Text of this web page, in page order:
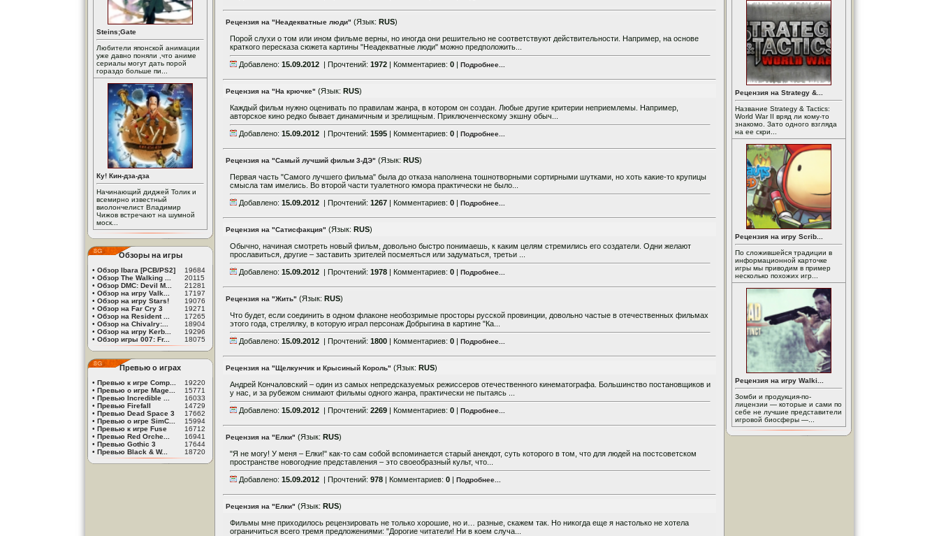
Steins;Gate
Любители японской анимации
уже давно поняли ,что аниме
сериалы могут дать порой
гораздо больше пи...
Ку! Кин-дза-дза
Начинающий диджей Толик и
всемирно известный
виолончелист Владимир
Чижов встречают на шумной
моск...
Обзоры на игры
• Обзор Ibara [PCB/PS2]
19684
• Обзор The Walking ...
20115
• Обзор DMC: Devil M...
21281
• Обзор на игру Valk...
17197
• Обзор на игру Stars!
19076
• Обзор на Far Cry 3
19271
• Обзор на Resident ...
17265
• Обзор на Chivalry:...
18904
• Обзор на игру Kerb...
19296
• Обзор игры 007: Fr... 18075
Превью о играх
• Превью к игре Comp...
19220
• Превью о игре Mage...
15771
• Превью Incredible ...
16033
• Превью Firefall
14729
• Превью Dead Space 3
17662
• Превью о игре SimC...
15994
• Превью к игре Fuse
16712
• Превью Red Orche...
16941
• Превью Gothic 3
17644
• Превью Black & W... 18720
Рецензия на "Неадекватные люди" (Язык: RUS)
Порой слухи о том или ином фильме верны, но иногда они решительно не соответствуют действительности. Например, на основе
краткого пересказа сюжета картины "Неадекватные люди" можно предположить...
Добавлено: 15.09.2012 | Прочтений: 1972 | Комментариев: 0 | Подробнее...
Рецензия на "На крючке" (Язык: RUS)
Каждый фильм нужно оценивать по правилам жанра, в котором он создан. Любые другие критерии неприемлемы. Например,
авторское кино редко бывает динамичным и зрелищным. Приключенческому экшну обыч...
Добавлено: 15.09.2012 | Прочтений: 1595 | Комментариев: 0 | Подробнее...
Рецензия на "Самый лучший фильм 3-ДЭ" (Язык: RUS)
Первая часть "Самого лучшего фильма" была до отказа наполнена тошнотворными сортирными шутками, но хоть какие-то крупицы
смысла там имелись. Во второй части туалетного юмора практически не было...
Добавлено: 15.09.2012 | Прочтений: 1267 | Комментариев: 0 | Подробнее...
Рецензия на "Сатисфакция" (Язык: RUS)
Обычно, начиная смотреть новый фильм, довольно быстро понимаешь, к каким целям стремились его создатели. Одни желают
прославиться, другие – заставить зрителей посмеяться или задуматься, третьи ...
Добавлено: 15.09.2012 | Прочтений: 1978 | Комментариев: 0 | Подробнее...
Рецензия на "Жить" (Язык: RUS)
Что будет, если соединить в одном флаконе необозримые просторы русской провинции, довольно частые в отечественных фильмах
этого года, стрелялку, в которую играл персонаж Добрыгина в картине "Ка...
Добавлено: 15.09.2012 | Прочтений: 1800 | Комментариев: 0 | Подробнее...
Рецензия на "Щелкунчик и Крысиный Король" (Язык: RUS)
Андрей Кончаловский – один из самых непредсказуемых режиссеров отечественного кинематографа. Большинство постановщиков и
у нас, и за рубежом снимают фильмы одного жанра, практически не пытаясь ...
Добавлено: 15.09.2012 | Прочтений: 2269 | Комментариев: 0 | Подробнее...
Рецензия на "Елки" (Язык: RUS)
"Я не могу! У меня – Елки!" как-то сам собой вспоминается старый анекдот, суть которого в том, что для людей на постсоветском
пространстве новогодние представления – это своеобразный культ, что...
Добавлено: 15.09.2012 | Прочтений: 978 | Комментариев: 0 | Подробнее...
Рецензия на "Елки" (Язык: RUS)
Фильмы мне приходилось рецензировать не только хорошие, но и… разные, скажем так. Но никогда еще я настолько не хотела
ограничиться всего тремя предложениями: "Дорогие читатели! Ни в коем случа...
Рецензия на Strategy &...
Название Strategy & Tactics:
World War II вряд ли кому-то
знакомо. Зато одного взгляда
на ее скри...
Рецензия на игру Scrib...
По сложившейся традиции в
информационной карточке
игры мы приводим в пример
несколько похожих игр...
Рецензия на игру Walki...
Зомби и продукция-по-
лицензии — которые и сами по
себе не лучшие представители
игровой биосферы —...